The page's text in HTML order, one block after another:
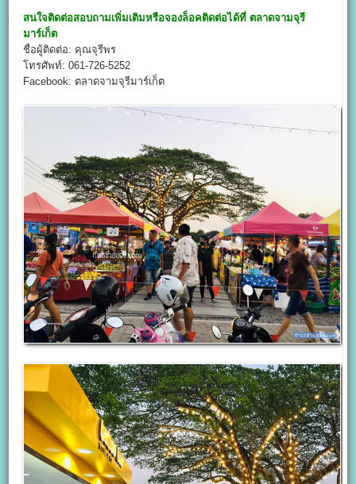
สนใจติดต่อสอบถามเพิ่มเติมหรือจองล็อคติดต่อได้ที่ ตลาดจามจุรี
มาร์เก็ต
ชื่อผู้ติดต่อ: คุณจุรีพร
โทรศัพท์: 061-726-5252
Facebook: ตลาดจามจุรีมาร์เก็ต